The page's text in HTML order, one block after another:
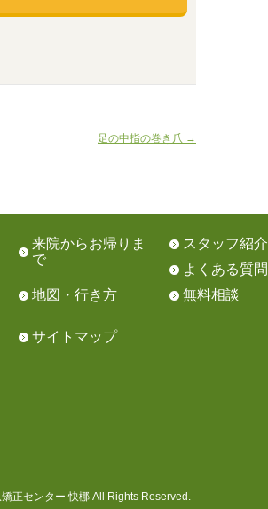
足の中指の巻き爪 →
来院からお帰りま
で
スタッフ紹介
よくある質問
地図・行き方 無料相談
サイトマップ
正センター 快梛 All Rights Reserved.